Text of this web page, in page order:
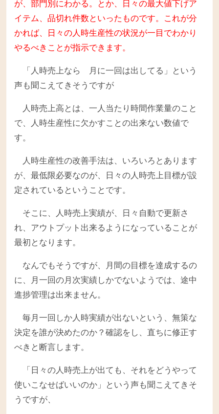
が、部門別にわかる。とか、日々の最大値下げア
イテム、品切れ件数といったものです。 これが分
かれば、日々の人時生産性の状況が一目でわかり
やるべきことが指示できます。
「人時売上なら 月に一回は出してる」という
声も聞こえてきそうですが
人時売上高とは、一人当たり時間作業量のこと
で、人時生産性に欠かすことの出来ない数値で
す。
人時生産性の改善手法は、いろいろとあります
が、最低限必要なのが、日々の人時売上目標が設
定されているということです。
そこに、人時売上実績が、日々自動で更新さ
れ、アウトプット出来るようになっていることが
最初となります。
なんでもそうですが、月間の目標を達成するの
に、月一回の月次実績しかでないようでは、途中
進捗管理は出来ません。
毎月一回しか人時実績が出ないという、無策な
決定を誰が決めたのか？確認をし、直ちに修正す
べきと断言します。
「日々の人時売上が出ても、それをどうやって
使いこなせばいいのか」という声も聞こえてきそ
うですが、